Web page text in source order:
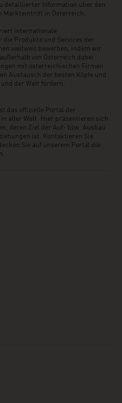
detaillierter Information über den
Markteintritt in Österreich.
internationale
die Produkte und Services der
weltweit bewerben, indem wir
von Österreich dabei
mit österreichischen Firmen
Austausch der besten Köpfe und
der Welt fördern.
das offizielle Portal der
aller Welt. Hier präsentieren sich
deren Ziel der Auf- bzw. Ausbau
ist. Kontaktieren Sie
Sie auf unserem Portal die